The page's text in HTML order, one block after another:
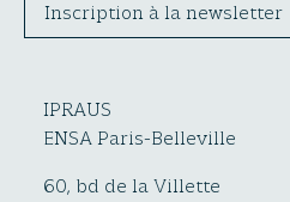
Inscription à la newsletter
IPRAUS
ENSA Paris-Belleville
60, bd de la Villette